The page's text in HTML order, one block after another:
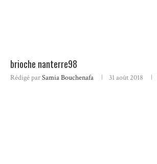
brioche nanterre98
Rédigé parSamia Bouchenafa 31 août 2018